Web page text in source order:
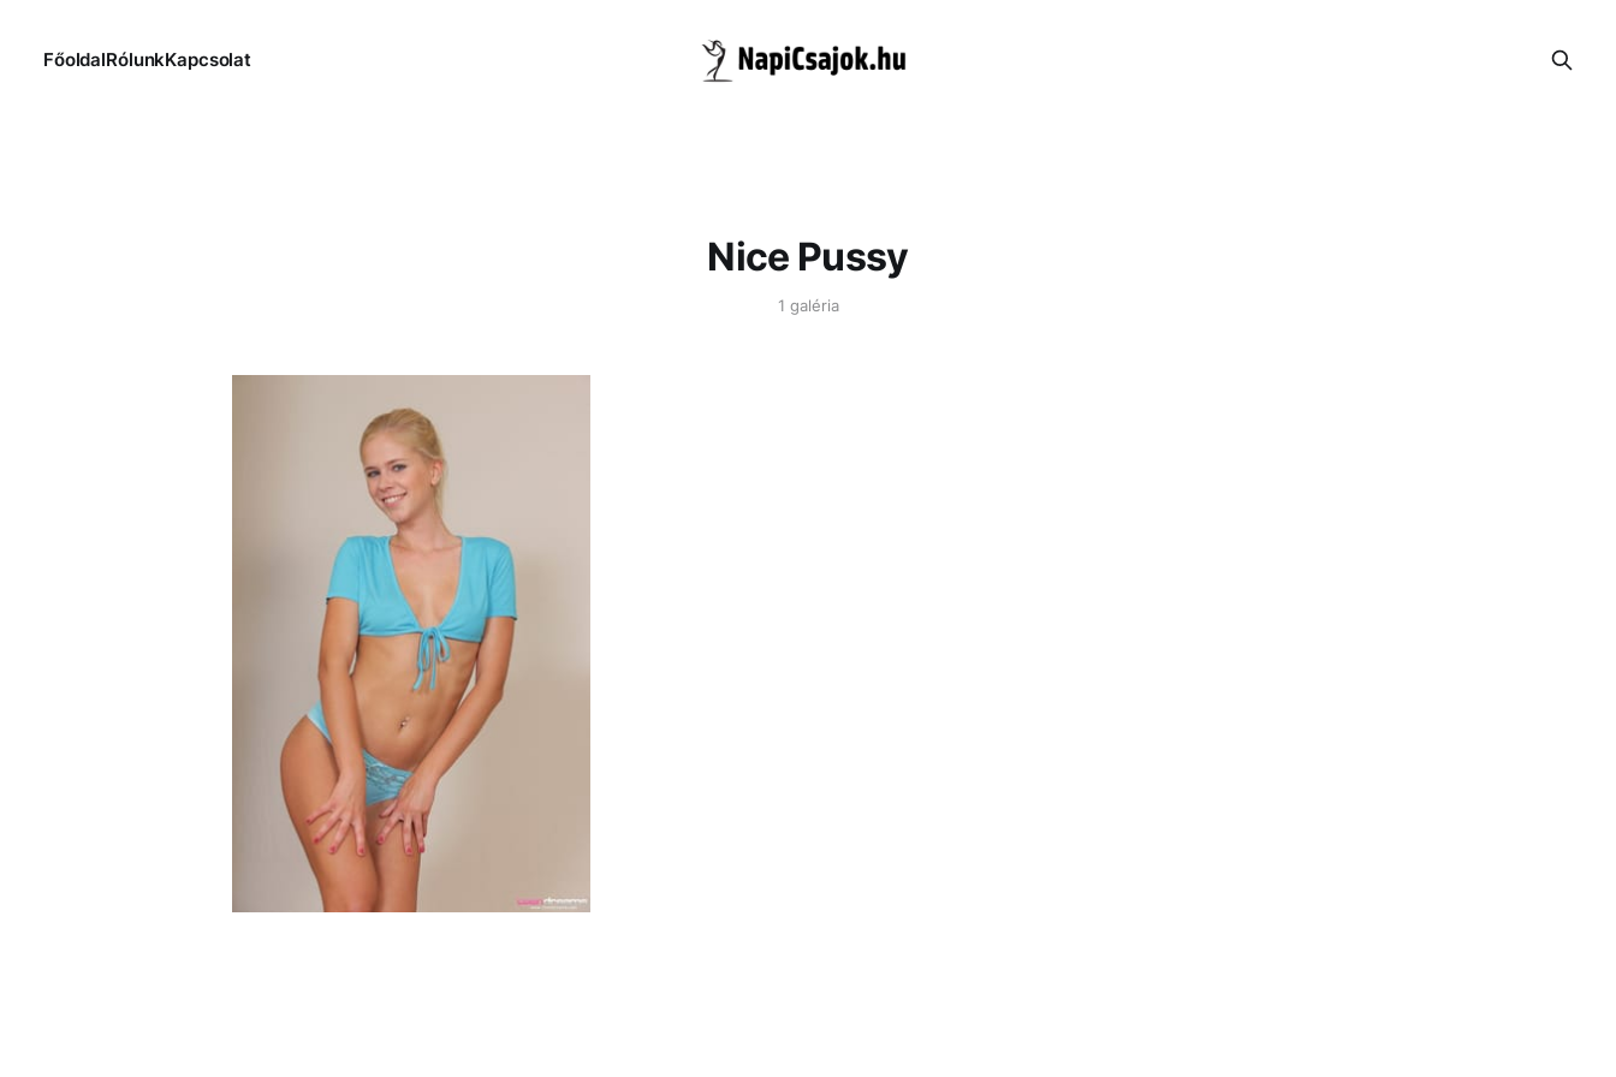
FőoldalRólunkKapcsolat
Nice Pussy
1 galéria